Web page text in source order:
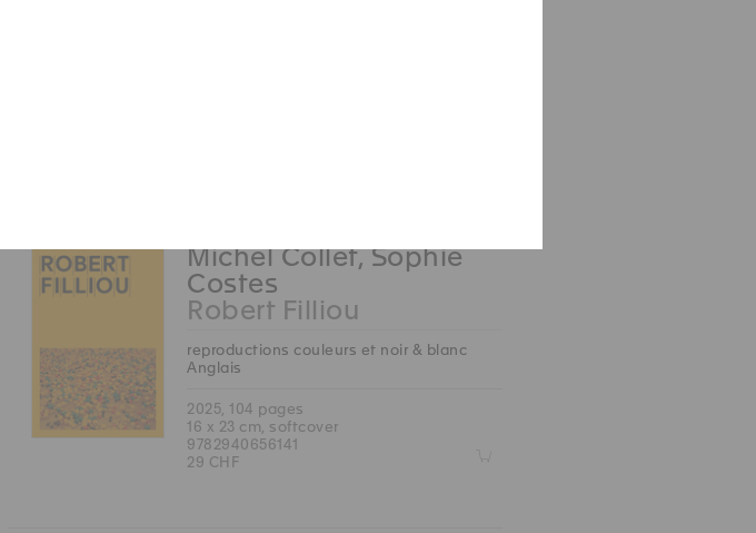
Michel Collet, Sophie
Costes
Robert Filliou
reproductions couleurs et noir & blanc
Anglais
2025, 104 pages
16 x 23 cm, softcover
9782940656141
29 CHF
Z